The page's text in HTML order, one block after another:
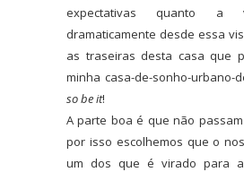
expectativas quanto a
dramaticamente desde essa
as traseiras desta casa que
minha casa-de-sonho-urbano-
so be it!
A parte boa é que não
por isso escolhemos que o
um dos que é virado para